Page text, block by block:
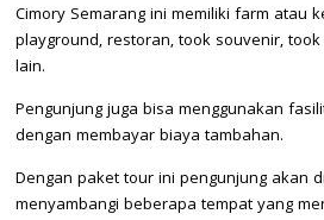
Cimory Semarang ini memiliki farm atau
playground, restoran, took souvenir,
lain.
Pengunjung juga bisa menggunakan
dengan membayar biaya tambahan.
Dengan paket tour ini pengunjung akan
menyambangi beberapa tempat yang